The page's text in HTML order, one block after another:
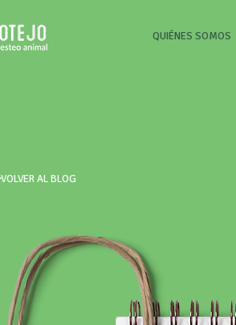
QUIÉNES SOMOS
VOLVER AL BLOG